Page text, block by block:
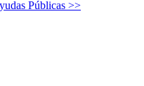
Públicas >>